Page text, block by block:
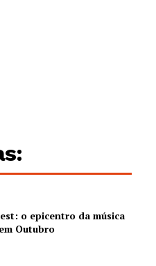
o epicentro da música
Outubro